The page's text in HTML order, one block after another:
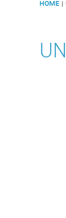
HOME |